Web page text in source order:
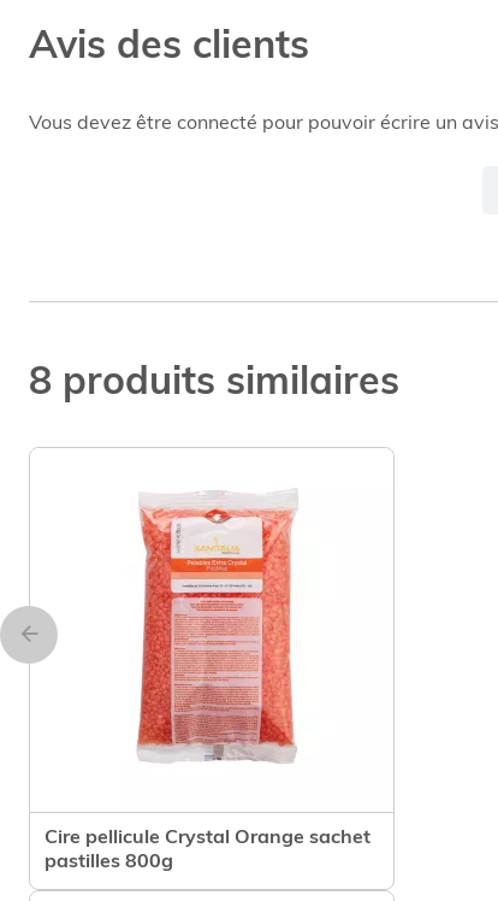
Avis des clients
Vous devez être connecté pour pouvoir écrire un avis
8 produits similaires
Cire pellicule Crystal Orange sachet
pastilles 800g
Voir le produit